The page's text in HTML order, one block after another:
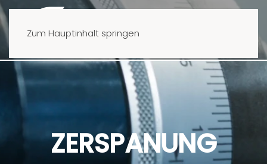
Zum Hauptinhalt springen
ZERSPANUNG